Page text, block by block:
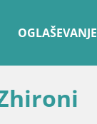
OGLAŠEVANJE